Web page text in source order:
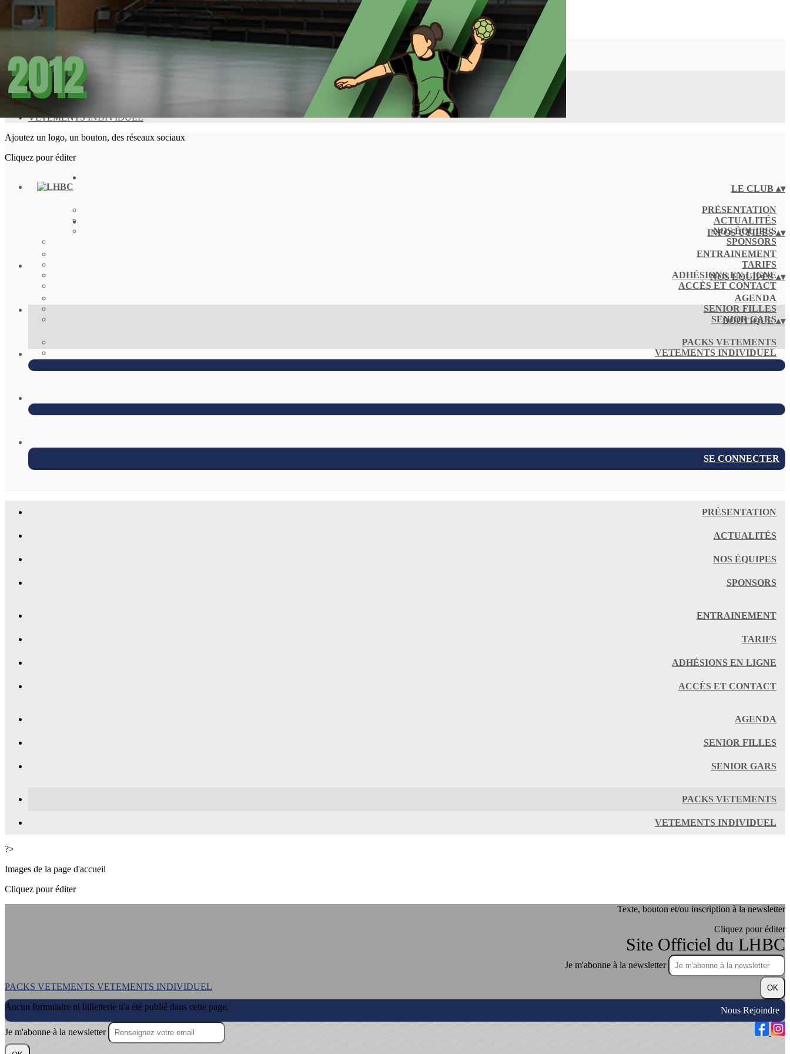
Exporter les lignes sélectionnées
Exporter toutes les colonnes
Exporter uniquement les colonnes affichées
Menu
>
PACKS VETEMENTS
VETEMENTS INDIVIDUEL
Ajoutez un logo, un bouton, des réseaux sociaux
Cliquez pour éditer
LE CLUB ▴▾
PRÉSENTATION
ACTUALITÉS
NOS ÉQUIPES
SPONSORS
INFOS UTILES▴▾
ENTRAINEMENT
TARIFS
ADHÉSIONS EN LIGNE
ACCÈS ET CONTACT
NOS EQUIPES▴▾
AGENDA
SENIOR FILLES
SENIOR GARS
BOUTIQUE▴▾
PACKS VETEMENTS
VETEMENTS INDIVIDUEL
SE CONNECTER
PRÉSENTATION
ACTUALITÉS
NOS ÉQUIPES
SPONSORS
ENTRAINEMENT
TARIFS
ADHÉSIONS EN LIGNE
ACCÈS ET CONTACT
AGENDA
SENIOR FILLES
SENIOR GARS
PACKS VETEMENTS
VETEMENTS INDIVIDUEL
?>
Images de la page d'accueil
Cliquez pour éditer
Texte, bouton et/ou inscription à la newsletter
Cliquez pour éditer
Site Officiel du LHBC
Je m'abonne à la newsletter
OK
Nous Rejoindre
PACKS VETEMENTS VETEMENTS INDIVIDUEL
Aucun formulaire ni billetterie n'a été publié dans cette page.
Je m'abonne à la newsletter